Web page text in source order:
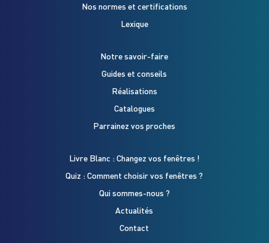
Nos normes et certifications
Lexique
Notre savoir-faire
Guides et conseils
Réalisations
Catalogues
Parrainez vos proches
Livre Blanc : Changez vos fenêtres !
Quiz : Comment choisir vos fenêtres ?
Qui sommes-nous ?
Actualités
Contact